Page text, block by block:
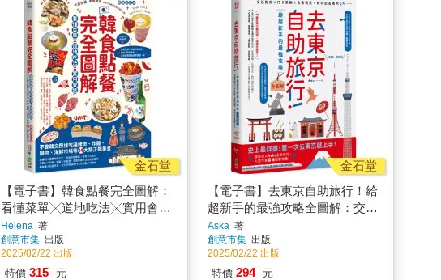
金石堂
【電子書】韓食點餐完全圖解：
看懂菜單╳道地吃法╳實用會
話，不會韓文照樣吃遍烤肉、炸
雞、鍋物、海鮮市場等14大類正
韓美食
Helena著
創意市集 出版
2025/02/22 出版
特價 315 元
金石堂
【電子書】去東京自助旅行！給
超新手的最強攻略全圖解：交通
指南X打卡景點X食宿玩買，有
問必答萬用QA 2025～2026
Aska著
創意市集 出版
2025/02/22 出版
特價 294 元